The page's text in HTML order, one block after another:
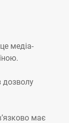
медіа-
дозволу
має